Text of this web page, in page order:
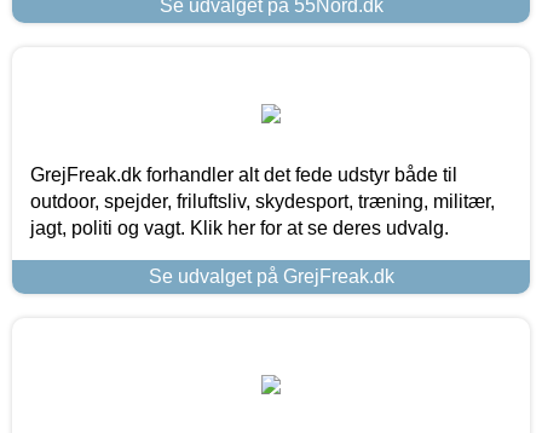
Se udvalget på 55Nord.dk
GrejFreak.dk forhandler alt det fede udstyr både til
outdoor, spejder, friluftsliv, skydesport, træning, militær,
jagt, politi og vagt. Klik her for at se deres udvalg.
Se udvalget på GrejFreak.dk